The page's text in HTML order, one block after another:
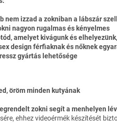
nem izzad a zokniban a lábszár
nagyon rugalmas és kényelmes
amelyet kivágunk és
design férfiaknak és nőknek
gyártás lehetősége
öröm minden kutyának
zokni segít a menhelyen
ehhez videoérmék készítését